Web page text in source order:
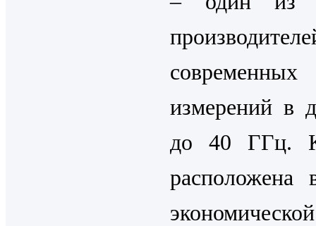
современных
измерений в
до 40 ГГц.
расположена